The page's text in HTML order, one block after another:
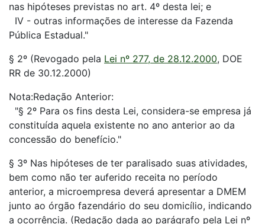
nas hipóteses previstas no art. 4º desta lei; e
IV - outras informações de interesse da Fazenda
Pública Estadual."
§ 2º (Revogado pela Lei nº 277, de 28.12.2000, DOE
RR de 30.12.2000)
Nota:Redação Anterior:
"§ 2º Para os fins desta Lei, considera-se empresa já
constituída aquela existente no ano anterior ao da
concessão do benefício."
§ 3º Nas hipóteses de ter paralisado suas atividades,
bem como não ter auferido receita no período
anterior, a microempresa deverá apresentar a DMEM
junto ao órgão fazendário do seu domicílio, indicando
a ocorrência. (Redação dada ao parágrafo pela Lei nº